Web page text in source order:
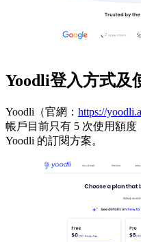
Yoodli登入方式及
Yoodli（官網： https://
帳戶目前只有 5 次使用額
Yoodli 的訂閱方案。